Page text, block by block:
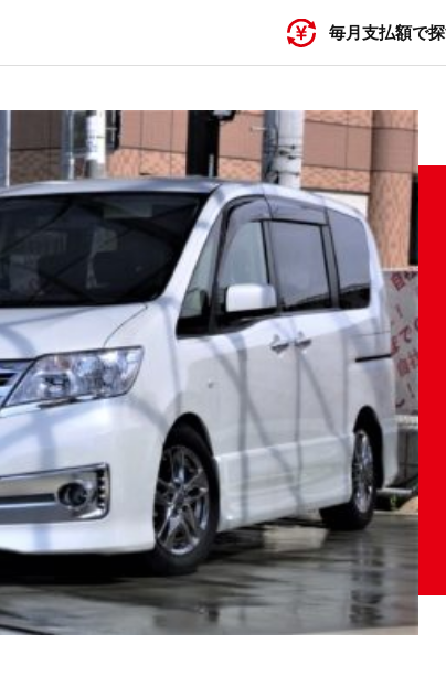
毎月支払額で